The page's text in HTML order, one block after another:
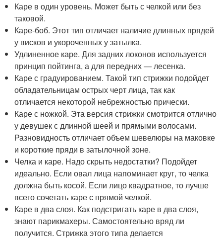
Каре в один уровень. Может быть с челкой или без
таковой.
Каре-боб. Этот тип отличает наличие длинных прядей
у висков и укороченных у затылка.
Удлиненное каре. Для задних локонов используется
принцип пойтинга, а для передних — лесенка.
Каре с градуированием. Такой тип стрижки подойдет
обладательницам острых черт лица, так как
отличается некоторой небрежностью прически.
Каре с ножкой. Эта версия стрижки смотрится отлично
у девушек с длинной шеей и прямыми волосами.
Разновидность отличает объем шевелюры на маковке
и короткие пряди в затылочной зоне.
Челка и каре. Надо скрыть недостатки? Подойдет
идеально. Если овал лица напоминает круг, то челка
должна быть косой. Если лицо квадратное, то лучше
всего сочетать каре с прямой челкой.
Каре в два слоя. Как подстригать каре в два слоя,
знают парикмахеры. Самостоятельно вряд ли
получится. Стрижка этого типа делается